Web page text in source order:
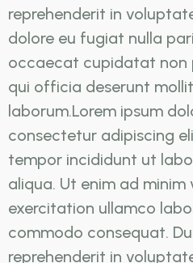
reprehenderit in
dolore eu fugiat nulla
occaecat cupidatat non
qui officia deserunt
laborum.Lorem ipsum
consectetur adipiscing
tempor incididunt ut
aliqua. Ut enim ad minim
exercitation ullamco
commodo consequat.
reprehenderit in